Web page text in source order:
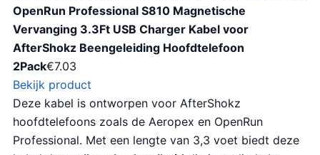
OpenRun Professional S810 Magnetische
Vervanging 3.3Ft USB Charger Kabel voor
AfterShokz Beengeleiding Hoofdtelefoon
2Pack€7.03
Bekijk product
Deze kabel is ontworpen voor AfterShokz
hoofdtelefoons zoals de Aeropex en OpenRun
Professional. Met een lengte van 3,3 voet biedt deze